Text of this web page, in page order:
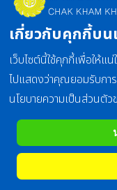
เกี่ยวกับคุกกี้บน
เว็บไซต์นี้ใช้คุกกี้เพื่อให้แ
ไปแสดงว่าคุณยอมรับการ
นโยบายความเป็นส่วนตัว
สุขศึกษาแล
มุ่งเน้นให้ผู้เรียนพัฒ
คุณธรรม ค่านิยม แล
กัน เพื่อให้มีสุขภาพจิ
รายละเอียด